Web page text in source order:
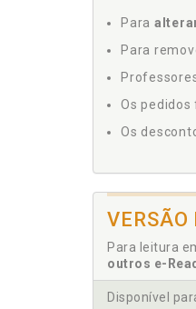
Para
Para
Os
Os
VERSÃO
Para leitura
outros e-
Disponível